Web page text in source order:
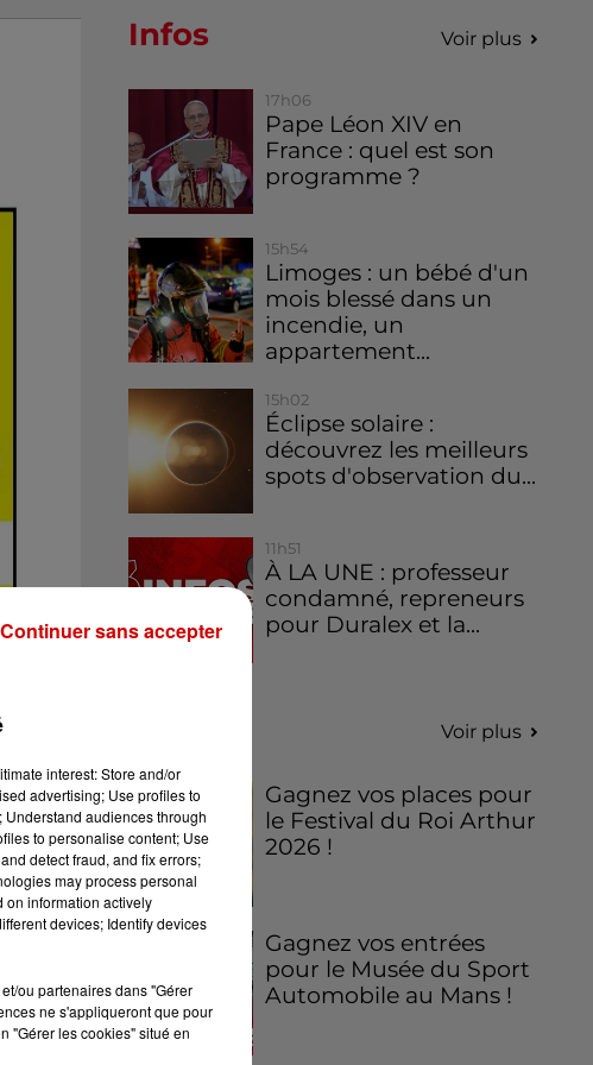
Infos Voir plus
17h06
Pape Léon XIV en
France : quel est son
programme ?
15h54
Limoges : un bébé d'un
mois blessé dans un
incendie, un
appartement...
15h02
Éclipse solaire :
découvrez les meilleurs
spots d'observation du...
11h51
À LA UNE : professeur
condamné, repreneurs
pour Duralex et la...
Voir plus
Gagnez vos places pour
le Festival du Roi Arthur
2026 !
Gagnez vos entrées
pour le Musée du Sport
Automobile au Mans !
interest: Store and/or
advertising; Use profiles to
audiences through
to personalise content; Use
detect fraud, and fix errors;
may process personal
on information actively
devices; Identify devices
ou partenaires dans "Gérer
ne s'appliqueront que pour
"Gérer les cookies" situé en
Continuer sans accepter